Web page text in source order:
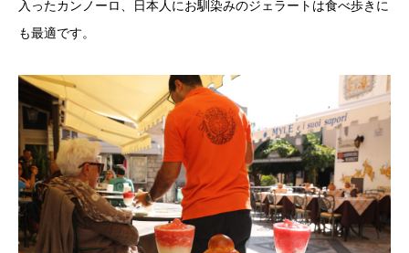
入ったカンノーロ、日本人にお馴染みのジェラートは食べ歩きに
も最適です。